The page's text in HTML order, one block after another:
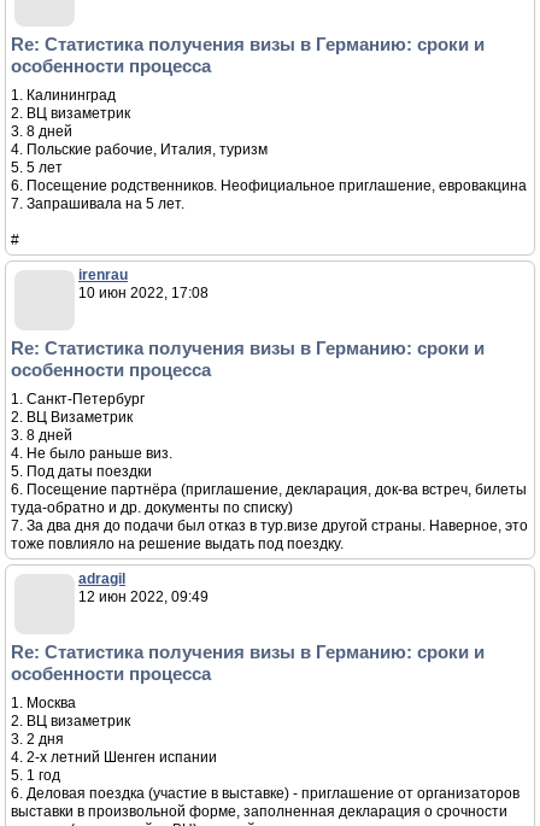
Re: Статистика получения визы в Германию: сроки и
особенности процесса
1. Калининград
2. ВЦ визаметрик
3. 8 дней
4. Польские рабочие, Италия, туризм
5. 5 лет
6. Посещение родственников. Неофициальное приглашение, евровакцина
7. Запрашивала на 5 лет.
#
irenrau
10 июн 2022, 17:08
Re: Статистика получения визы в Германию: сроки и
особенности процесса
1. Санкт-Петербург
2. ВЦ Визаметрик
3. 8 дней
4. Не было раньше виз.
5. Под даты поездки
6. Посещение партнёра (приглашение, декларация, док-ва встреч, билеты
туда-обратно и др. документы по списку)
7. За два дня до подачи был отказ в тур.визе другой страны. Наверное, это
тоже повлияло на решение выдать под поездку.
adragil
12 июн 2022, 09:49
Re: Статистика получения визы в Германию: сроки и
особенности процесса
1. Москва
2. ВЦ визаметрик
3. 2 дня
4. 2-х летний Шенген испании
5. 1 год
6. Деловая поездка (участие в выставке) - приглашение от организаторов
выставки в произвольной форме, заполненная декларация о срочности